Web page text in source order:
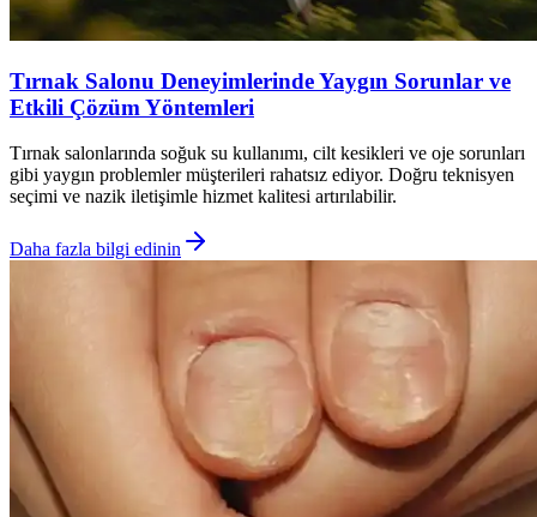
Tırnak Salonu Deneyimlerinde Yaygın Sorunlar ve
Etkili Çözüm Yöntemleri
Tırnak salonlarında soğuk su kullanımı, cilt kesikleri ve oje sorunları
gibi yaygın problemler müşterileri rahatsız ediyor. Doğru teknisyen
seçimi ve nazik iletişimle hizmet kalitesi artırılabilir.
Daha fazla bilgi edinin